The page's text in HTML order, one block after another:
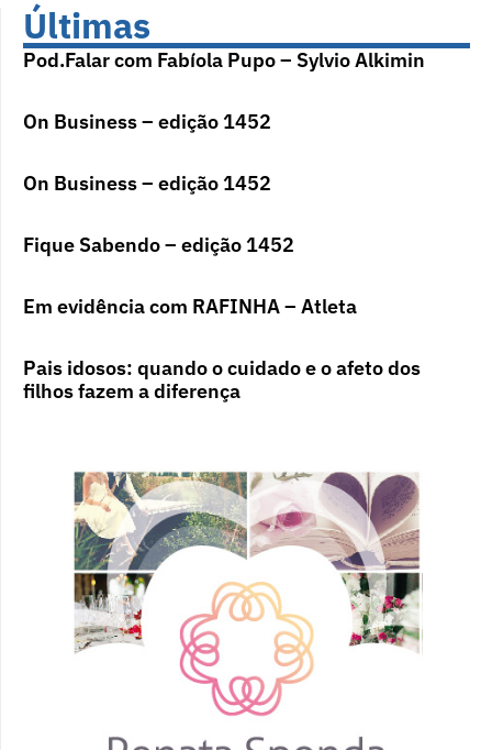
Últimas
Pod.Falar com Fabíola Pupo – Sylvio Alkimin
On Business – edição 1452
On Business – edição 1452
Fique Sabendo – edição 1452
Em evidência com RAFINHA – Atleta
Pais idosos: quando o cuidado e o afeto dos
filhos fazem a diferença